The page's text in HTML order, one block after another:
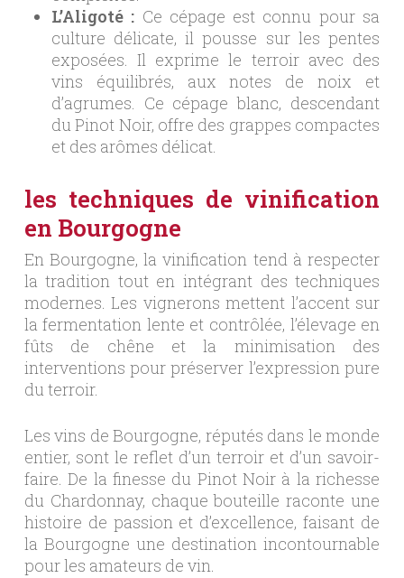
L’Aligoté : Ce cépage est connu pour sa
culture délicate, il pousse sur les pentes
exposées. Il exprime le terroir avec des
vins équilibrés, aux notes de noix et
d’agrumes. Ce cépage blanc, descendant
du Pinot Noir, offre des grappes compactes
et des arômes délicat.
les techniques de vinification
en Bourgogne
En Bourgogne, la vinification tend à respecter
la tradition tout en intégrant des techniques
modernes. Les vignerons mettent l’accent sur
la fermentation lente et contrôlée, l’élevage en
fûts de chêne et la minimisation des
interventions pour préserver l’expression pure
du terroir.
Les vins de Bourgogne, réputés dans le monde
entier, sont le reflet d’un terroir et d’un savoir-
faire. De la finesse du Pinot Noir à la richesse
du Chardonnay, chaque bouteille raconte une
histoire de passion et d’excellence, faisant de
la Bourgogne une destination incontournable
pour les amateurs de vin.